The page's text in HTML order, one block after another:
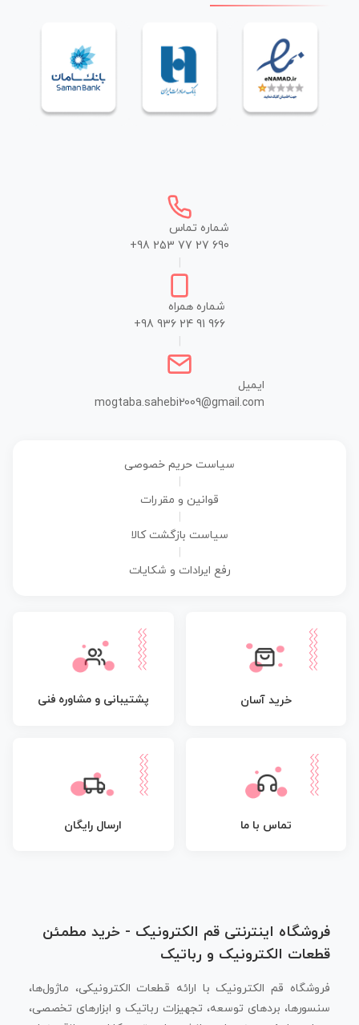
شماره تماس
+98 253 77 27 690
شماره همراه
+98 936 24 91 966
ایمیل
mogtaba.sahebi2009@gmail.com
سیاست حریم خصوصی
قوانین و مقررات
سیاست بازگشت کالا
رفع ایرادات و شکایات
خرید آسان پشتیبانی و مشاوره فنی
تماس با ما ارسال رایگان
فروشگاه اینترنتی قم الکترونیک - خرید مطمئن
قطعات الکترونیک و رباتیک
فروشگاه قم الکترونیک با ارائه قطعات الکترونیکی، ماژول‌ها،
سنسورها، بردهای توسعه، تجهیزات رباتیک و ابزارهای تخصصی،